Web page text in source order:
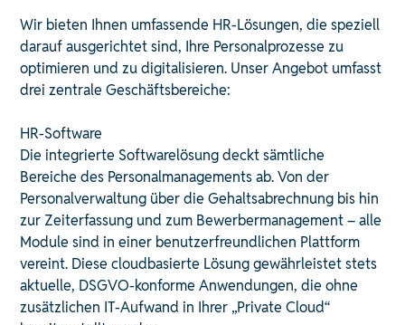
Wir bieten Ihnen umfassende HR-Lösungen, die speziell
darauf ausgerichtet sind, Ihre Personalprozesse zu
optimieren und zu digitalisieren. Unser Angebot umfasst
drei zentrale Geschäftsbereiche:​
HR-Software
Die integrierte Softwarelösung deckt sämtliche
Bereiche des Personalmanagements ab. Von der
Personalverwaltung über die Gehaltsabrechnung bis hin
zur Zeiterfassung und zum Bewerbermanagement – alle
Module sind in einer benutzerfreundlichen Plattform
vereint. Diese cloudbasierte Lösung gewährleistet stets
aktuelle, DSGVO-konforme Anwendungen, die ohne
zusätzlichen IT-Aufwand in Ihrer „Private Cloud“